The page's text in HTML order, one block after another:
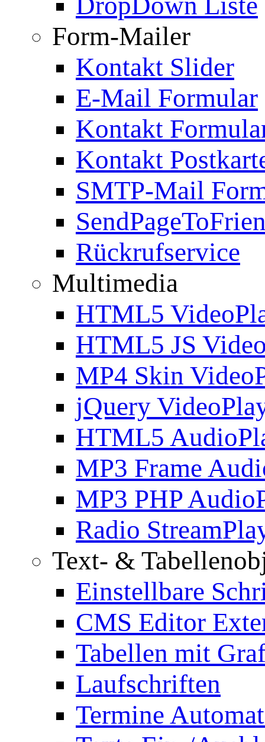
Form-Mailer
Kontakt Slider
E-Mail Formular
Kontakt
Kontakt
SMTP-Mail
Rückrufservice
Multimedia
HTML5
HTML5 JS
MP4 Skin
jQuery
HTML5
MP3 Frame
MP3 PHP
Radio
Text- &
Einstellbare
CMS Editor
Tabellen mit
Laufschriften
Termine